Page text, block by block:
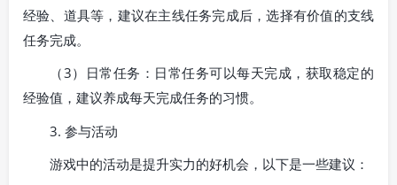
经验、道具等，建议在主线任务完成后，选择有价值的支线
任务完成。
（3）日常任务：日常任务可以每天完成，获取稳定的
经验值，建议养成每天完成任务的习惯。
3. 参与活动
游戏中的活动是提升实力的好机会，以下是一些建议：